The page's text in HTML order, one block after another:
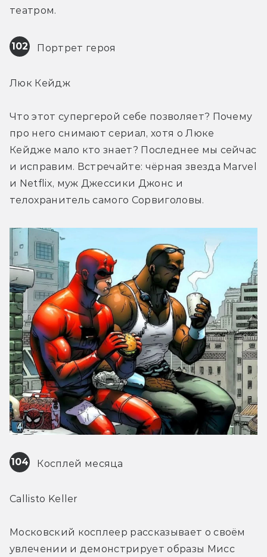
театром.
102 Портрет героя
Люк Кейдж
Что этот супергерой себе позволяет? Почему
про него снимают сериал, хотя о Люке
Кейдже мало кто знает? Последнее мы сейчас
и исправим. Встречайте: чёрная звезда Marvel
и Netflix, муж Джессики Джонс и
телохранитель самого Сорвиголовы.
104 Косплей месяца
Callisto Keller
Московский косплеер рассказывает о своём
увлечении и демонстрирует образы Мисс